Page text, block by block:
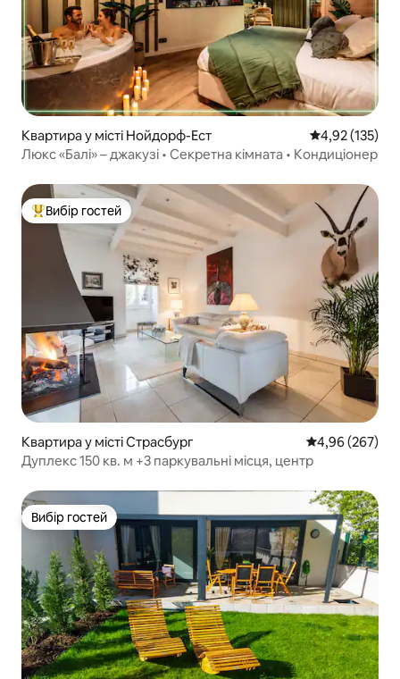
Квартира у місті Нойдорф-Ест Середня
4,92 (135)
Люкс «Балі» – джакузі • Секретна кімната • Кондиціонер
Топ вибір гостей
Вибір гостей
Квартира у місті Страсбург Середня
4,96 (267)
Дуплекс 150 кв. м +3 паркувальні місця, центр
Вибір гостей
Вибір гостей